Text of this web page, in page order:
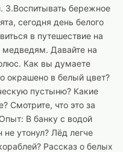
3.Воспитывать бережное
сегодня день белого
в путешествие на
Давайте на
Как вы думаете
окрашено в белый цвет?
пустыню? Какие
Смотрите, что это за
В банку с водой
утонул? Лёд легче
Рассказ о белых